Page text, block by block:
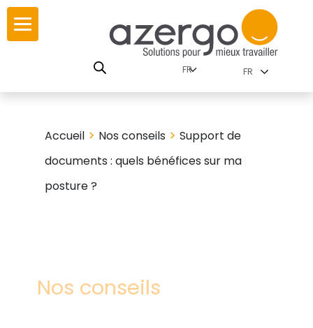
Skip
content
par famille
FR
Accueil> Nos conseils > Support de
documents : quels bénéfices sur ma
posture ?
Nos conseils